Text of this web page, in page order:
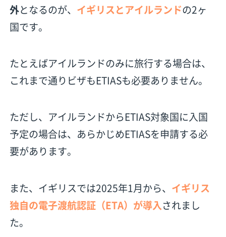
外となるのが、 イギリスとアイルランドの2ヶ
国です。
たとえばアイルランドのみに旅行する場合は、
これまで通りビザもETIASも必要ありません。
ただし、アイルランドからETIAS対象国に入国
予定の場合は、あらかじめETIASを申請する必
要があります。
また、イギリスでは2025年1月から、 イギリス
独自の電子渡航認証（ETA）が導入されまし
た。